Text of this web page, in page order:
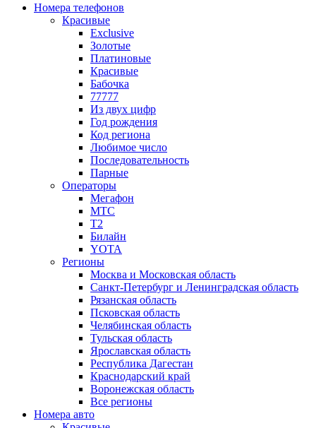
Номера телефонов
Красивые
Exclusive
Золотые
Платиновые
Красивые
Бабочка
77777
Из двух цифр
Год рождения
Код региона
Любимое число
Последовательность
Парные
Операторы
Мегафон
МТС
Т2
Билайн
YOTA
Регионы
Москва и Московская область
Санкт-Петербург и Ленинградская область
Рязанская область
Псковская область
Челябинская область
Тульская область
Ярославская область
Республика Дагестан
Краснодарский край
Воронежская область
Все регионы
Номера авто